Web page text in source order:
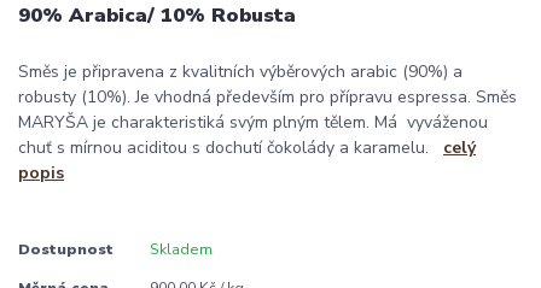
90% Arabica/ 10% Robusta
Směs je připravena z kvalitních výběrových arabic (90%) a
robusty (10%). Je vhodná především pro přípravu espressa. Směs
MARYŠA je charakteristiká svým plným tělem. Má vyváženou
chuť s mírnou aciditou s dochutí čokolády a karamelu. celý
popis
Dostupnost Skladem